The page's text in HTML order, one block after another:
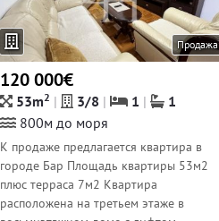
Продажа
120 000€
53m2 3/8 1
1
800м до моря
К продаже предлагается квартира в
городе Бар Площадь квартиры 53м2
плюс терраса 7м2 Квартира
расположена на третьем этаже в